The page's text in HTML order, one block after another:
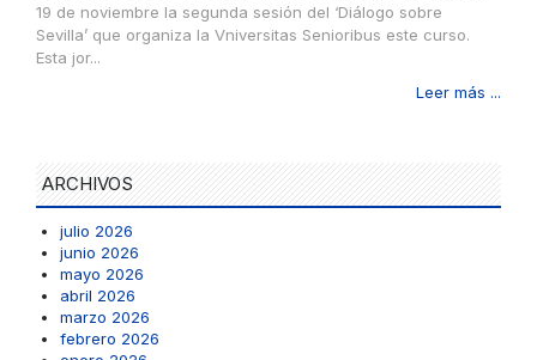
19 de noviembre la segunda sesión del ‘Diálogo sobre
Sevilla’ que organiza la Vniversitas Senioribus este curso.
Esta jor...
Leer más ...
ARCHIVOS
julio 2026
junio 2026
mayo 2026
abril 2026
marzo 2026
febrero 2026